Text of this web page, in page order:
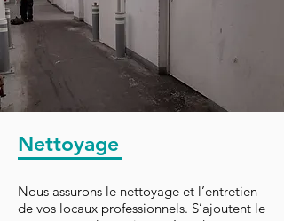
Nettoyage
Nous assurons le nettoyage et l’entretien
de vos locaux professionnels. S’ajoutent le